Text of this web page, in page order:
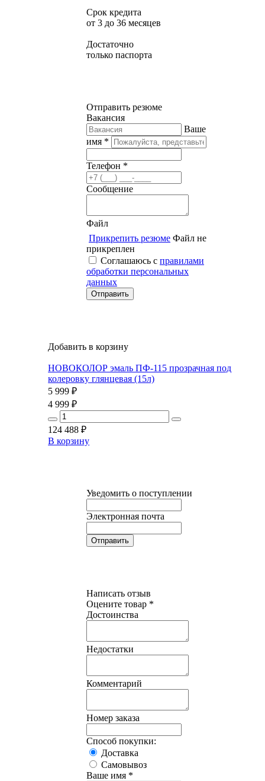
Срок кредита
от 3 до 36 месяцев
Достаточно
только паспорта
Отправить резюме
Вакансия
Ваше
имя *
Телефон *
Сообщение
Файл
Прикрепить резюме Файл не
прикреплен
Соглашаюсь с правилами
обработки персональных
данных
Добавить в корзину
НОВОКОЛОР эмаль ПФ-115 прозрачная под
колеровку глянцевая (15л)
5 999 ₽
4 999 ₽
124 488 ₽
В корзину
Уведомить о поступлении
Электронная почта
Написать отзыв
Оцените товар *
Достоинства
Недостатки
Комментарий
Номер заказа
Способ покупки:
Доставка
Самовывоз
Ваше имя *